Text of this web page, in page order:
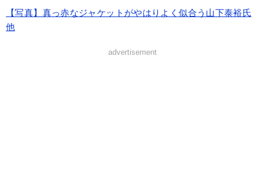
【写真】真っ赤なジャケットがやはりよく似合う山下泰裕氏
他
advertisement